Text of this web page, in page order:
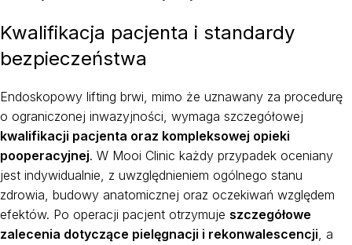
Kwalifikacja pacjenta i standardy
bezpieczeństwa
Endoskopowy lifting brwi, mimo że uznawany za procedurę
o ograniczonej inwazyjności, wymaga szczegółowej
kwalifikacji pacjenta oraz kompleksowej opieki
pooperacyjnej. W Mooi Clinic każdy przypadek oceniany
jest indywidualnie, z uwzględnieniem ogólnego stanu
zdrowia, budowy anatomicznej oraz oczekiwań względem
efektów. Po operacji pacjent otrzymuje szczegółowe
zalecenia dotyczące pielęgnacji i rekonwalescencji, a